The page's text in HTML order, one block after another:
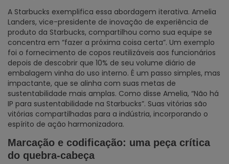
A Starbucks exemplifica essa abordagem iterativa. Amelia
Landers, vice-presidente de inovação de experiência de
produto da Starbucks, compartilhou como sua equipe se
concentra em “fazer a próxima coisa certa”. Um exemplo
foi o fornecimento de copos reutilizáveis aos funcionários
depois de descobrir que 10% de seu volume diário de
embalagem vinha do uso interno. É um passo simples, mas
impactante, que se alinha com suas metas de
sustentabilidade mais amplas. Como disse Amelia, “Não há
IP para sustentabilidade na Starbucks”. Suas vitórias são
vitórias compartilhadas para a indústria, incorporando o
espírito de ação harmonizadora.
Marcação e codificação: uma peça crítica
do quebra-cabeça